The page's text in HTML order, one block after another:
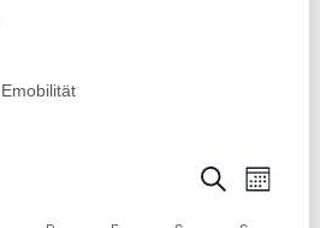
Emobilität
SUCHE
Suche
Monat